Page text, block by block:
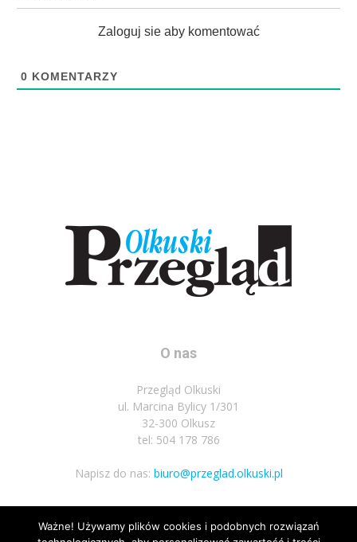
Zaloguj sie aby komentować
0 KOMENTARZY
O nas
Przegląd Olkuski
ul. Marcina Bylicy 1/301
32-300 Olkusz
tel: 504 178 786
Napisz do nas: biuro@przeglad.olkuski.pl
Podążaj za nami
Ważne! Używamy plików cookies i podobnych rozwiązań